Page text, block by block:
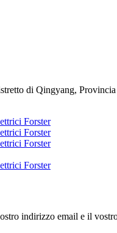
di Qingyang,
indirizzo email e il